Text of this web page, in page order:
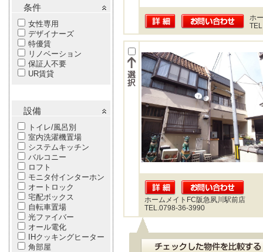
条件
女性専用
デザイナーズ
特優賃
リノベーション
保証人不要
UR賃貸
設備
トイレ/風呂別
室内洗濯機置場
システムキッチン
バルコニー
ロフト
モニタ付インターホン
オートロック
宅配ボックス
自転車置場
光ファイバー
オール電化
IHクッキングヒーター
角部屋
ホ
ホームメイトFC阪急夙川駅前店
TEL.0798-36-3990